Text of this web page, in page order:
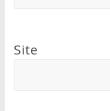
Site